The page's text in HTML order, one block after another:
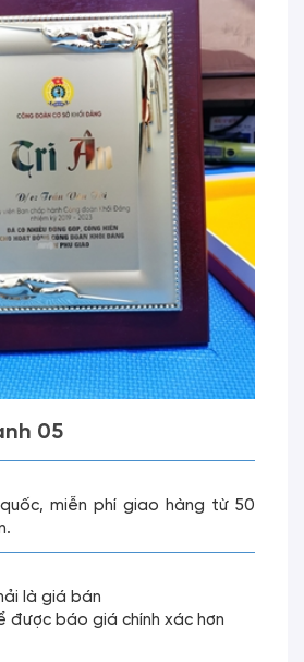
05
miễn phí giao hàng từ 50
là giá bán
được báo giá chính xác hơn